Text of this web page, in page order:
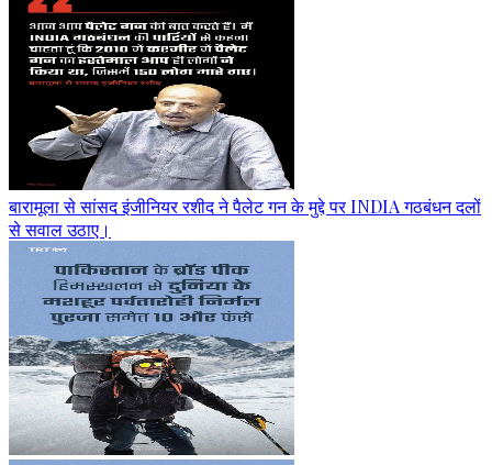
बारामूला से सांसद इंजीनियर रशीद ने पैलेट गन के मुद्दे पर INDIA गठबंधन दलों
से सवाल उठाए।